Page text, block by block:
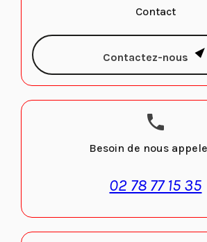
Contact
Contactez-nous
phone
Besoin de nous
02 78 77 15 35